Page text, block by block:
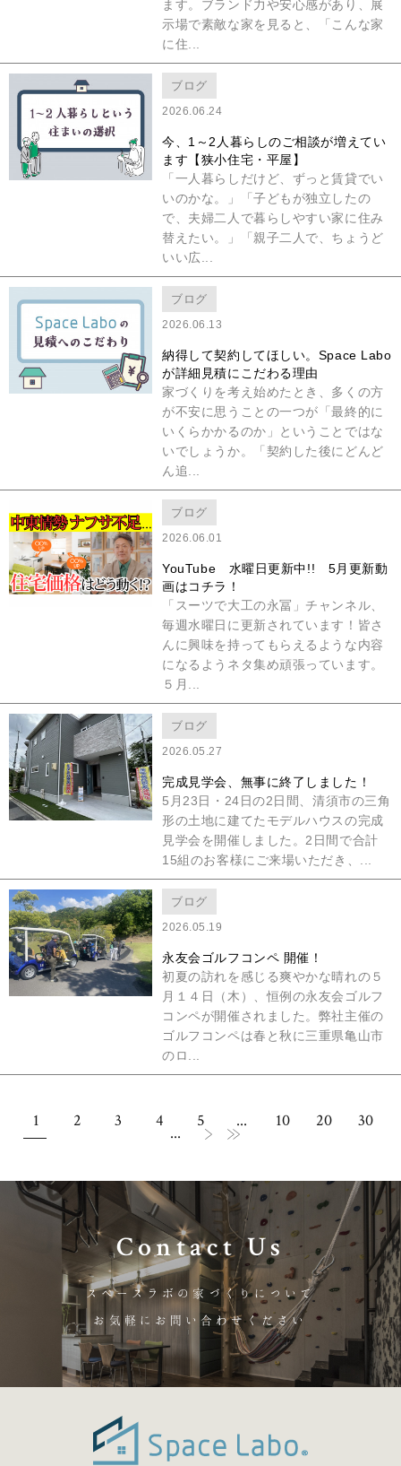
ます。ブランド力や安心感があり、展
示場で素敵な家を見ると、「こんな家
に住...
ブログ
2026.06.24
今、1～2人暮らしのご相談が増えてい
ます【狭小住宅・平屋】
「一人暮らしだけど、ずっと賃貸でい
いのかな。」「子どもが独立したの
で、夫婦二人で暮らしやすい家に住み
替えたい。」「親子二人で、ちょうど
いい広...
ブログ
2026.06.13
納得して契約してほしい。Space Labo
が詳細見積にこだわる理由
家づくりを考え始めたとき、多くの方
が不安に思うことの一つが「最終的に
いくらかかるのか」ということではな
いでしょうか。「契約した後にどんど
ん追...
ブログ
2026.06.01
YouTube 水曜日更新中!! 5月更新動
画はコチラ！
「スーツで大工の永冨」チャンネル、
毎週水曜日に更新されています！皆さ
んに興味を持ってもらえるような内容
になるようネタ集め頑張っています。
５月...
ブログ
2026.05.27
完成見学会、無事に終了しました！
5月23日・24日の2日間、清須市の三角
形の土地に建てたモデルハウスの完成
見学会を開催しました。2日間で合計
15組のお客様にご来場いただき、...
ブログ
2026.05.19
永友会ゴルフコンペ 開催！
初夏の訪れを感じる爽やかな晴れの５
月１４日（木）、恒例の永友会ゴルフ
コンペが開催されました。弊社主催の
ゴルフコンペは春と秋に三重県亀山市
のロ...
1 2 3 4 5 ... 10 20 30
...
Contact Us
スペースラボの家づくりについて
お気軽にお問い合わせください